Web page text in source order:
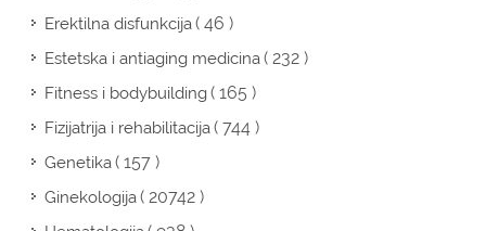
Erektilna disfunkcija( 46 )
Estetska i antiaging medicina( 232 )
Fitness i bodybuilding( 165 )
Fizijatrija i rehabilitacija( 744 )
Genetika( 157 )
Ginekologija( 20742 )